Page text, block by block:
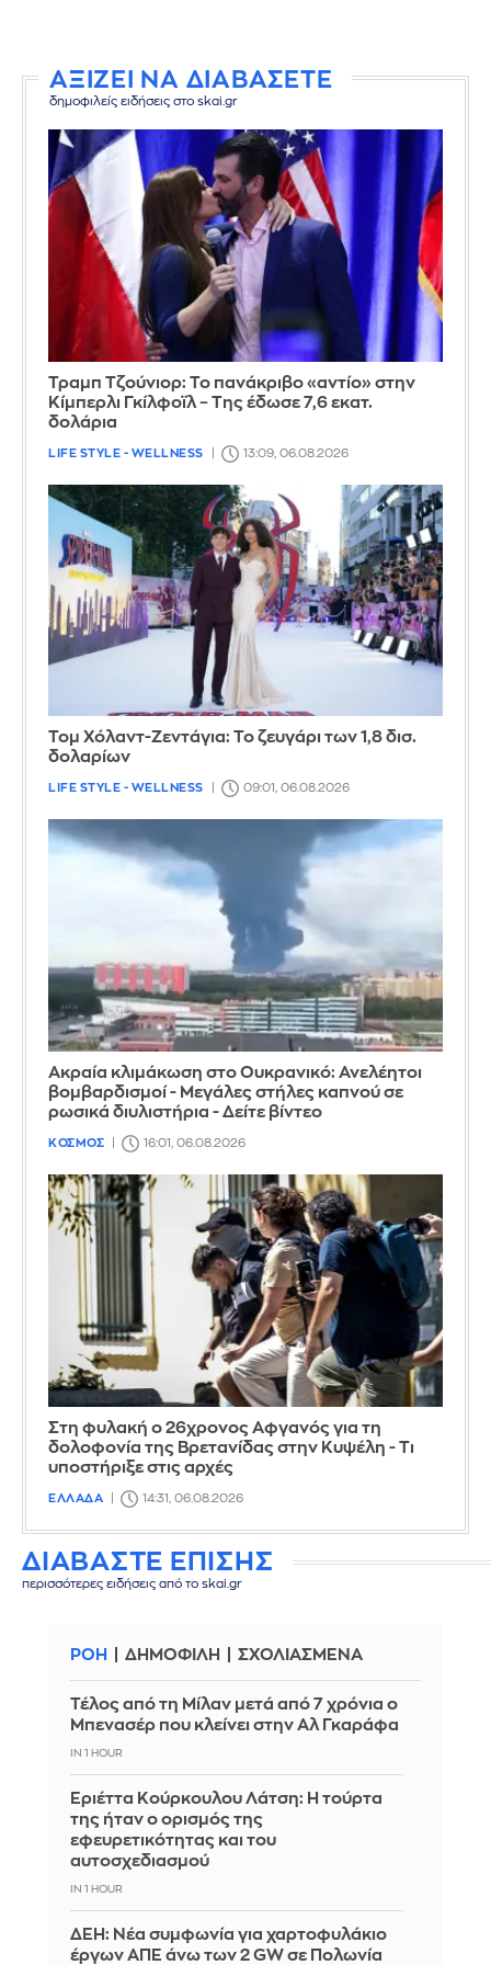
ΑΞΙΖΕΙ ΝΑ ΔΙΑΒΑΣΕΤΕ
δημοφιλείς ειδήσεις στο skai.gr
Τραμπ Τζούνιορ: Το πανάκριβο «αντίο» στην
Κίμπερλι Γκίλφοϊλ – Της έδωσε 7,6 εκατ.
δολάρια
LIFE STYLE - WELLNESS 13:09, 06.08.2026
Τομ Χόλαντ-Ζεντάγια: Το ζευγάρι των 1,8 δισ.
δολαρίων
LIFE STYLE - WELLNESS 09:01, 06.08.2026
Ακραία κλιμάκωση στο Ουκρανικό: Ανελέητοι
βομβαρδισμοί - Μεγάλες στήλες καπνού σε
ρωσικά διυλιστήρια - Δείτε βίντεο
ΚΟΣΜΟΣ 16:01, 06.08.2026
Στη φυλακή ο 26χρονος Αφγανός για τη
δολοφονία της Βρετανίδας στην Κυψέλη - Τι
υποστήριξε στις αρχές
ΕΛΛΑΔΑ 14:31, 06.08.2026
ΔΙΑΒΑΣΤΕ ΕΠΙΣΗΣ
περισσότερες ειδήσεις από το skai.gr
ΡΟΗ ΔΗΜΟΦΙΛΗ ΣΧΟΛΙΑΣΜΕΝΑ
Τέλος από τη Μίλαν μετά από 7 χρόνια ο
Μπενασέρ που κλείνει στην Αλ Γκαράφα
IN 1 HOUR
Εριέττα Κούρκουλου Λάτση: Η τούρτα
της ήταν ο ορισμός της
εφευρετικότητας και του
αυτοσχεδιασμού
IN 1 HOUR
ΔΕΗ: Νέα συμφωνία για χαρτοφυλάκιο
έργων ΑΠΕ άνω των 2 GW σε Πολωνία